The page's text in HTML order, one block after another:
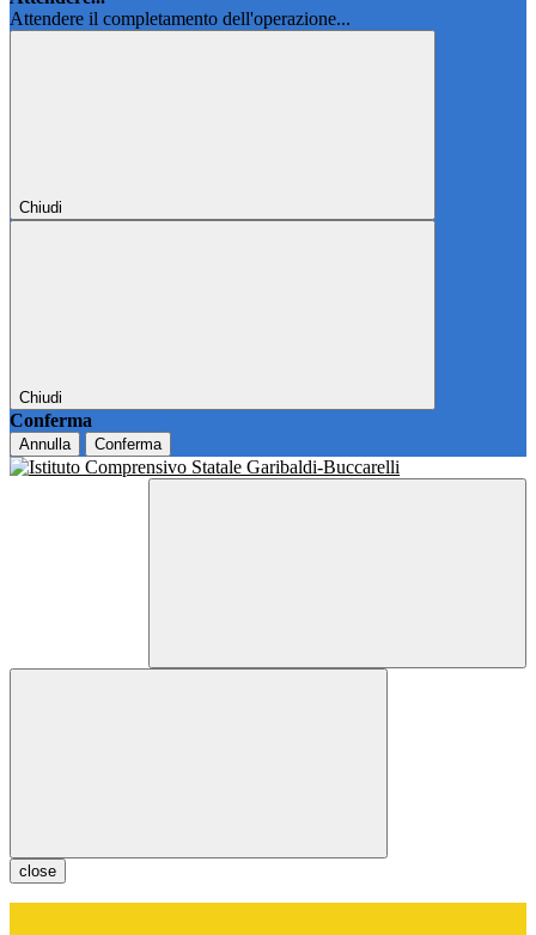
Attendere il completamento dell'operazione...
Chiudi
Chiudi
Conferma
Annulla Conferma
close